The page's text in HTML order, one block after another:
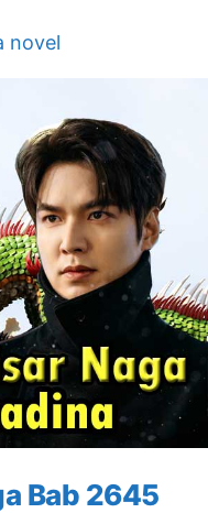
novel
Bab 2645